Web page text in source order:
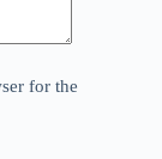
for the